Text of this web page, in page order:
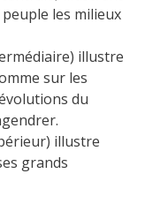
les milieux
illustre
sur les
du
illustre
grands